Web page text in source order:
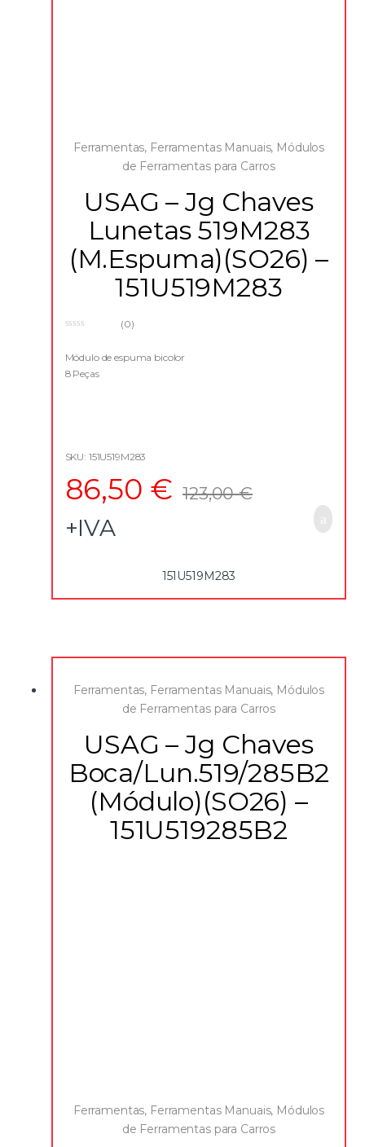
Ferramentas, Ferramentas Manuais, Módulos
de Ferramentas para Carros
USAG – Jg Chaves
Lunetas 519M283
(M.Espuma)(SO26) –
151U519M283
u
o
(0)
Módulo de espuma bicolor
8 Peças
SKU: 151U519M283
86,50 € 123,00€
+IVA
151U519M283
Ferramentas, Ferramentas Manuais, Módulos
de Ferramentas para Carros
USAG – Jg Chaves
Boca/Lun.519/285B2
(Módulo)(SO26) –
151U519285B2
Ferramentas, Ferramentas Manuais, Módulos
de Ferramentas para Carros